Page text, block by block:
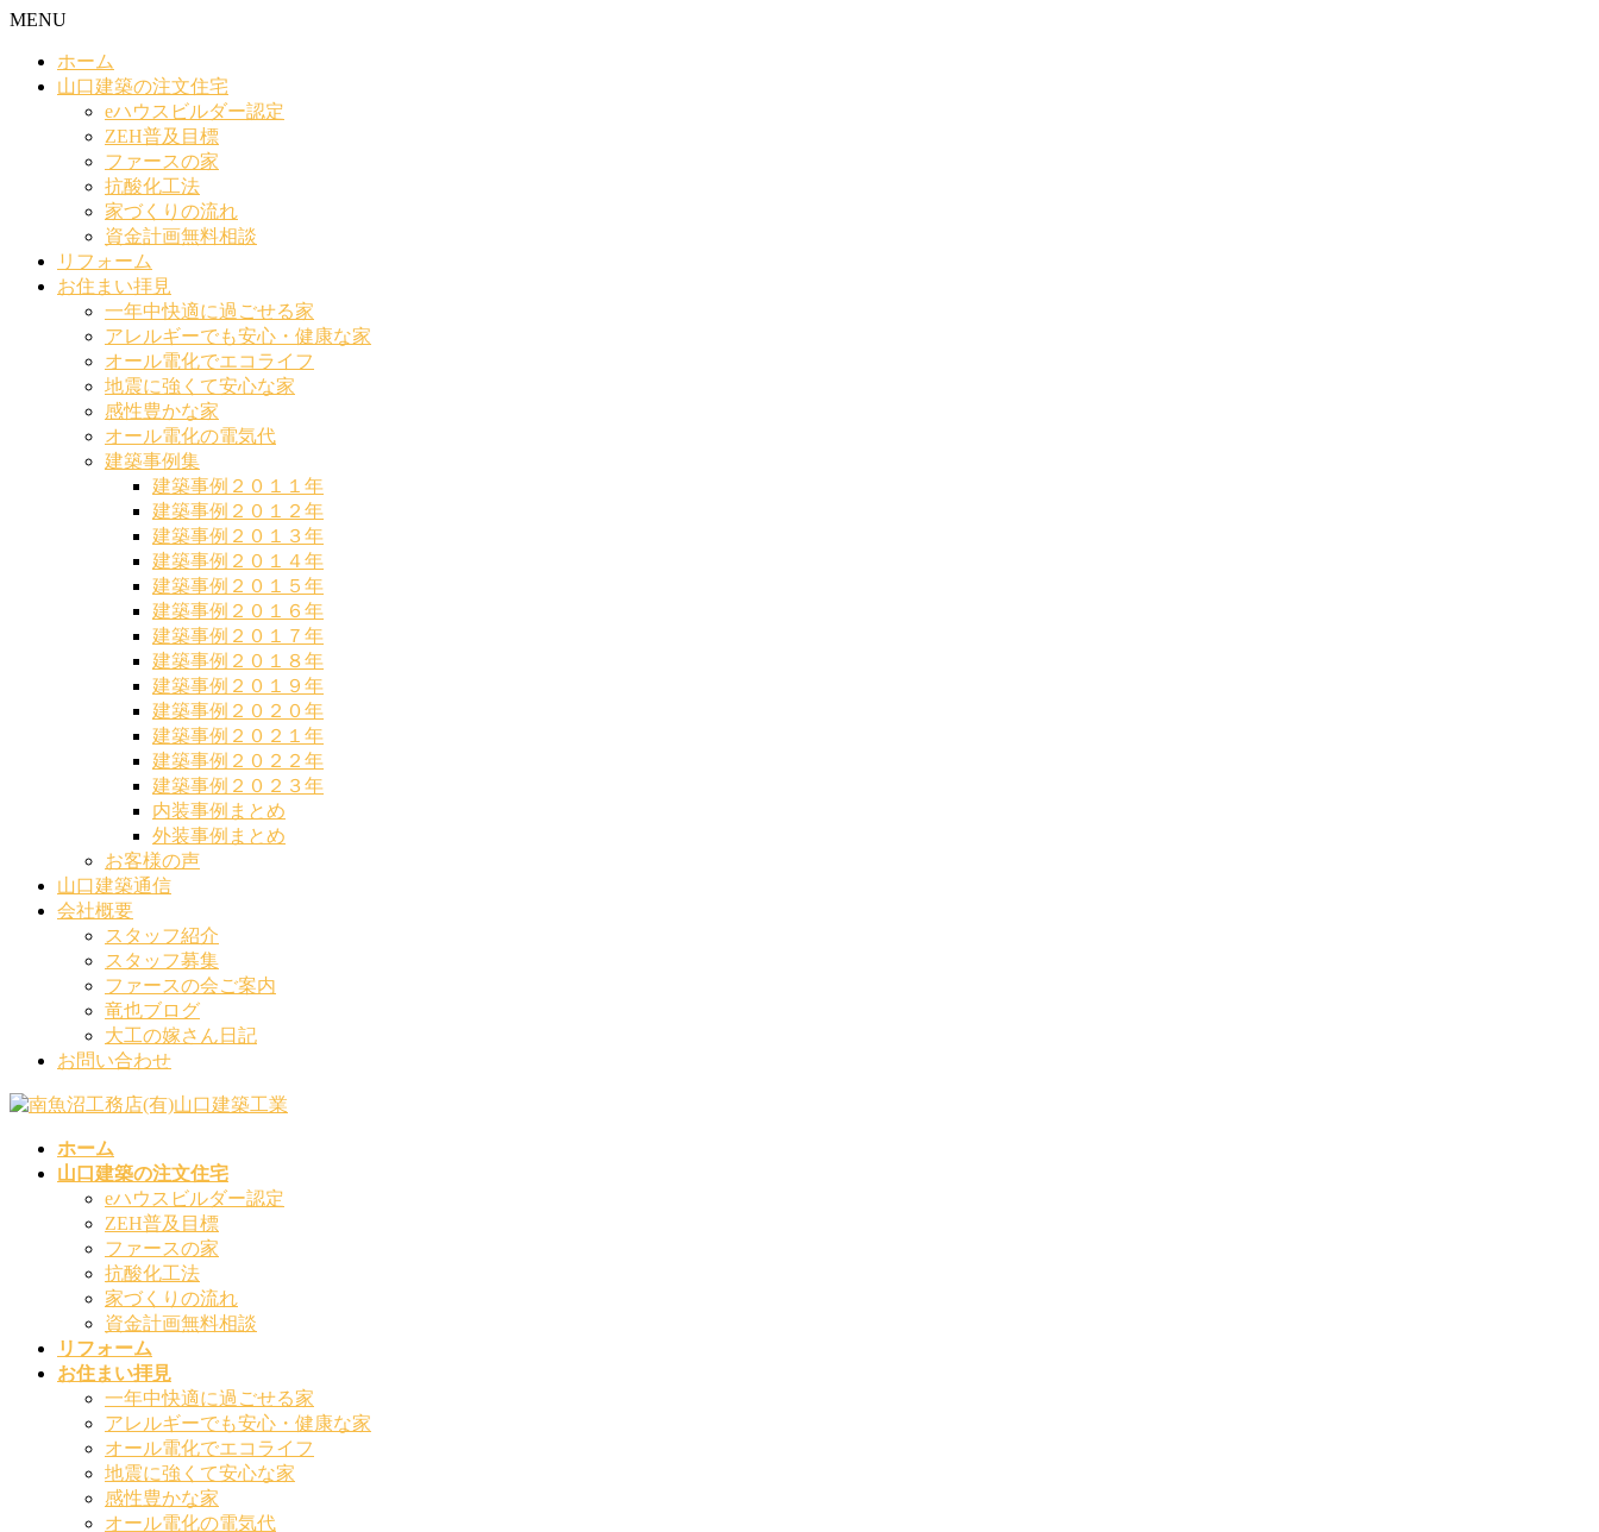
MENU
ホーム
山口建築の注文住宅
eハウスビルダー認定
ZEH普及目標
ファースの家
抗酸化工法
家づくりの流れ
資金計画無料相談
リフォーム
お住まい拝見
一年中快適に過ごせる家
アレルギーでも安心・健康な家
オール電化でエコライフ
地震に強くて安心な家
感性豊かな家
オール電化の電気代
建築事例集
建築事例２０１１年
建築事例２０１２年
建築事例２０１３年
建築事例２０１４年
建築事例２０１５年
建築事例２０１６年
建築事例２０１７年
建築事例２０１８年
建築事例２０１９年
建築事例２０２０年
建築事例２０２１年
建築事例２０２２年
建築事例２０２３年
内装事例まとめ
外装事例まとめ
お客様の声
山口建築通信
会社概要
スタッフ紹介
スタッフ募集
ファースの会ご案内
竜也ブログ
大工の嫁さん日記
お問い合わせ
ホーム
山口建築の注文住宅
eハウスビルダー認定
ZEH普及目標
ファースの家
抗酸化工法
家づくりの流れ
資金計画無料相談
リフォーム
お住まい拝見
一年中快適に過ごせる家
アレルギーでも安心・健康な家
オール電化でエコライフ
地震に強くて安心な家
感性豊かな家
オール電化の電気代